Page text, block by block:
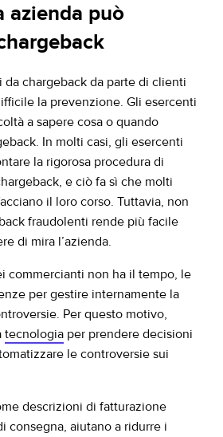
azienda può
da chargeback da parte di clienti
la prevenzione. Gli esercenti
a sapere cosa o quando
In molti casi, gli esercenti
la rigorosa procedura di
e ciò fa sì che molti
il loro corso. Tuttavia, non
fraudolenti rende più facile
di mira l’azienda.
commercianti non ha il tempo, le
per gestire internamente la
Per questo motivo,
tecnologia per prendere decisioni
le controversie sui
descrizioni di fatturazione
consegna, aiutano a ridurre i